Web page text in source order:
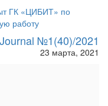
ГК «ЦИБИТ» по
работу
№1(40)/2021
23 марта, 2021